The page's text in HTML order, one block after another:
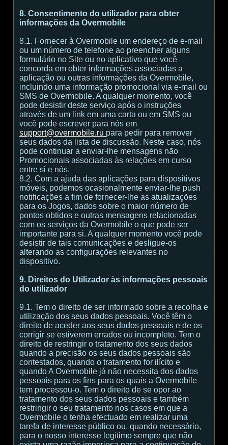
8. Consentimento do utilizador para obter
informações da Overmobile
8.1. Fornecer à Overmobile um endereço de e-mail
ou um número de telefone ao preencher alguns
formulário no Site ou no aplicativo que você
concorda em obter informações associadas a
aplicação ou outras informações da Overmobile,
incluindo uma informação promocional via e-mail ou
SMS de Overmobile. A qualquer momento, você
pode desistir deste serviço após o instruções
através de um link em uma carta ou em SMS ou
você pode escrever para nós em
support@overmobile.ru para pedir para remover
seus dados da lista de discussão. Neste caso, nós
pode continuar a enviar-lhe mensagens não
Promocionais associadas às relações em curso
entre si e nós.
8.2. Com a ajuda das aplicações para dispositivos
móveis, podemos ocasionalmente enviar-lhe push
notificações a fim de fornecer-lhe as atualizações
para os Jogos, dados sobre o maior número de
pontos obtidos e outras mensagens relacionadas
com os serviços da Overmobile o que pode ser
importante para si. A qualquer momento você pode
desistir de tais comunicações e desligue-os
alterando as configurações relevantes no
dispositivo.
9. Direitos do Utilizador às informações pessoais
do utilizador
9.1. Tem o direito de ser informado sobre a recolha e
utilização dos seus dados pessoais. Você têm o
direito de aceder aos seus dados pessoais e de os
corrigir se estiverem errados ou incompleto. Tem o
direito de restringir o tratamento dos seus dados
quando a precisão os seus dados pessoais são
contestados, quando o tratamento for ilícito e
quando A Overmobile já não necessita dos dados
pessoais para os fins para os quais a Overmobile
tem processou-o. Tem o direito de se opor ao
tratamento dos seus dados pessoais e também
restringir o seu tratamento nos casos em que a
Overmobile o tenha efectuado em realizar uma
tarefa de interesse público ou, quando necessário,
para o nosso interesse legítimo sempre que não